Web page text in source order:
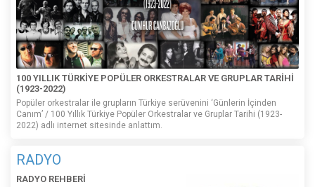
100 YILLIK TÜRKİYE POPÜLER ORKESTRALAR VE GRUPLAR TARİHİ
(1923-2022)
Popüler orkestralar ile grupların Türkiye serüvenini ‘Günlerin İçinden
Canım’ / 100 Yıllık Türkiye Popüler Orkestralar ve Gruplar Tarihi (1923-
2022) adlı internet sitesinde anlattım.
RADYO
RADYO REHBERİ